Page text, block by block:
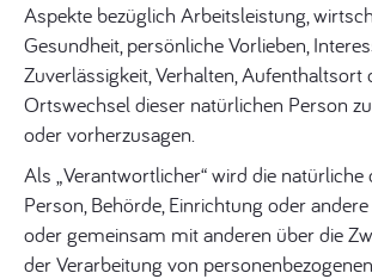
Aspekte bezüglich Arbeitsleistung,
Gesundheit, persönliche Vorlieben,
Zuverlässigkeit, Verhalten, Aufenthaltsort
Ortswechsel dieser natürlichen Person
oder vorherzusagen.
Als „Verantwortlicher“ wird die
Person, Behörde, Einrichtung oder
oder gemeinsam mit anderen über die
der Verarbeitung von